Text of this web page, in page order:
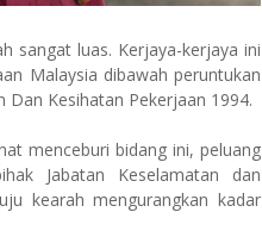
sangat luas. Kerjaya-kerjaya ini
Malaysia dibawah peruntukan
Dan Kesihatan Pekerjaan 1994.
menceburi bidang ini, peluang
Jabatan Keselamatan dan
kearah mengurangkan kadar